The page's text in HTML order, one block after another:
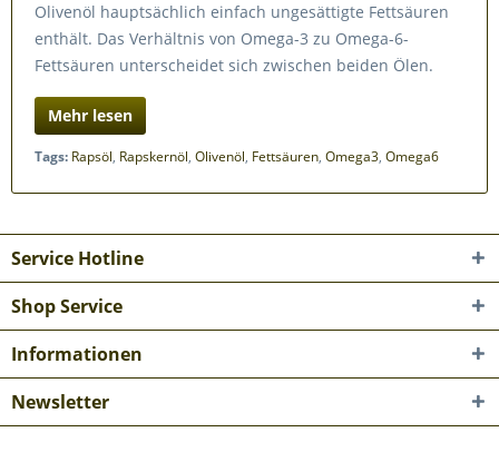
Olivenöl hauptsächlich einfach ungesättigte Fettsäuren
enthält. Das Verhältnis von Omega-3 zu Omega-6-
Fettsäuren unterscheidet sich zwischen beiden Ölen.
Mehr lesen
Tags: Rapsöl, Rapskernöl, Olivenöl, Fettsäuren, Omega3, Omega6
Service Hotline
Shop Service
Informationen
Newsletter